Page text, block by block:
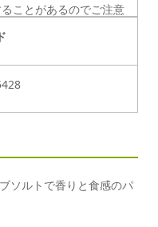
ことがあるのでご注意
ソルトで香りと食感のパ